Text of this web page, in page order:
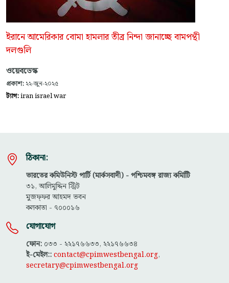
ইরানে আমেরিকার বোমা হামলার তীব্র নিন্দা জানাচ্ছে বামপন্থী
দলগুলি
ওয়েবডেস্ক
প্রকাশ: ২২-জুন-২০২৫
ট্যাগ:iran israel war
ঠিকানা:
ভারতের কমিউনিস্ট পার্টি (মার্কসবাদী) - পশ্চিমবঙ্গ রাজ্য কমিটিি
৩১, আলিমুদ্দিন স্ট্রিট
মুজফ্ফ‌র আহমদ ভবন
কলকাতা - ৭০০০১৬
যোগাযোগ
ফোন: ০৩৩ - ২২১৭৬৬৩৩, ২২১৭৬৬৩৪
ই-মেইল::contact@cpimwestbengal.org,
secretary@cpimwestbengal.org